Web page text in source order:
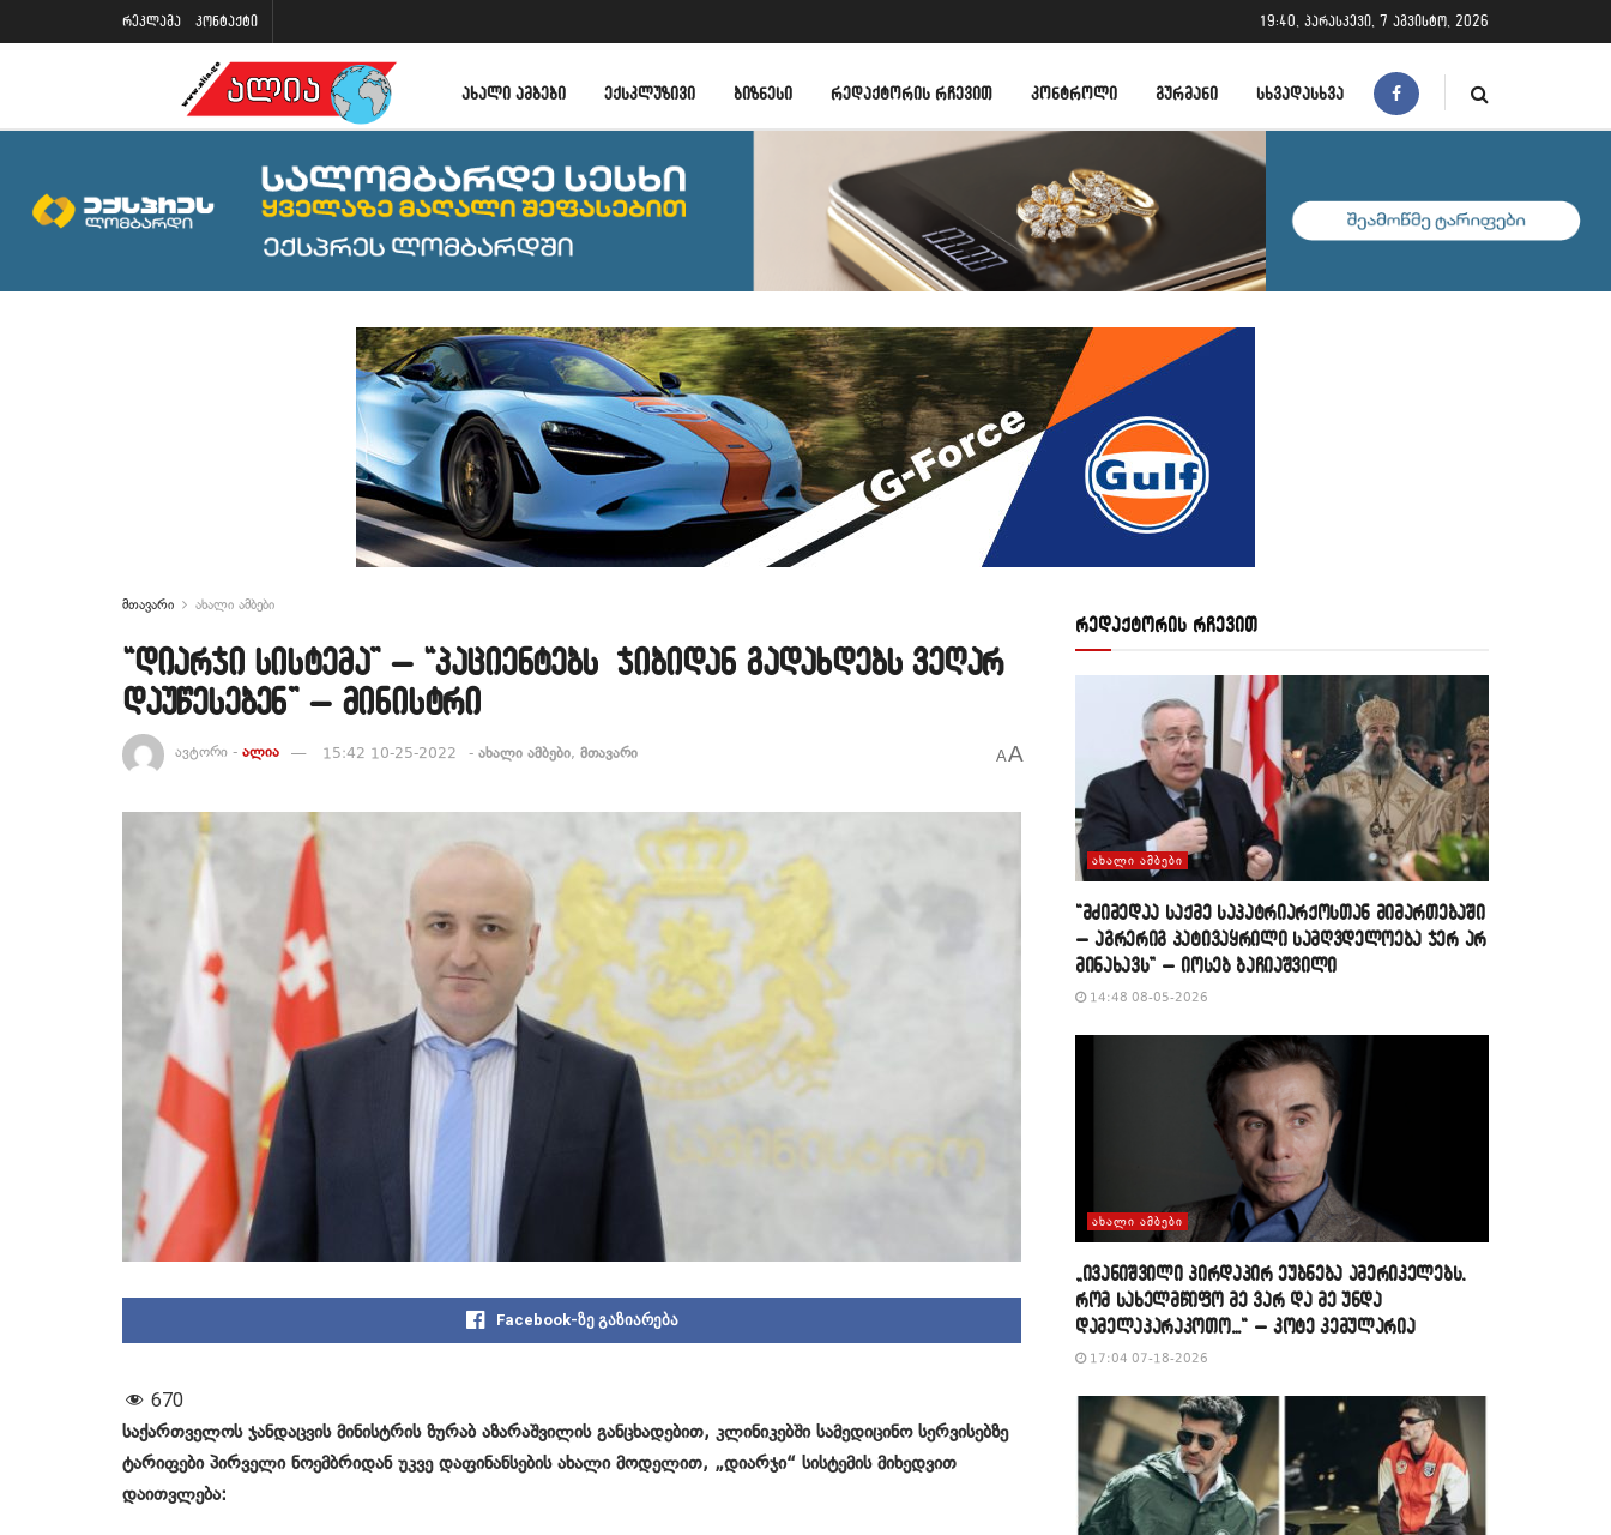
რეკლამა კონტაქტი 19:40, პარასკევი, 7 აგვისტო, 2026
ᲐᲮᲐᲚᲘ ᲐᲛᲑᲔᲑᲘ ᲔᲥᲡᲙᲚᲣᲖᲘᲕᲘ ᲑᲘᲖᲜᲔᲡᲘ ᲠᲔᲓᲐᲥᲢᲝᲠᲘᲡ ᲠᲩᲔᲕᲘᲗ ᲙᲝᲜᲢᲠᲝᲚᲘ ᲒᲣᲠᲛᲐᲜᲘ ᲡᲮᲕᲐᲓᲐᲡᲮᲕᲐ
მთავარი ახალი ამბები
“დიარჯი სისტემა” – “პაციენტებს ჯიბიდან გადახდებს ვეღარ
დაუწესებენ” – მინისტრი
ავტორი - ალია 15:42 10-25-2022 - ახალი ამბები, მთავარი AA
Facebook-ზე გაზიარება
670
საქართველოს ჯანდაცვის მინისტრის ზურაბ აზარაშვილის განცხადებით, კლინიკებში სამედიცინო სერვისებზე
ტარიფები პირველი ნოემბრიდან უკვე დაფინანსების ახალი მოდელით, „დიარჯი“ სისტემის მიხედვით
დაითვლება:
რედაქტორის რჩევით
ᲐᲮᲐᲚᲘ ᲐᲛᲑᲔᲑᲘ
“მძიმედაა საქმე საპატრიარქოსთან მიმართებაში
– აგრერიგ პატივაყრილი სამღვდელოება ჯერ არ
მინახავს” – იოსებ ბაჩიაშვილი
14:48 08-05-2026
ᲐᲮᲐᲚᲘ ᲐᲛᲑᲔᲑᲘ
„ივანიშვილი პირდაპირ ეუბნება ამერიკელებს,
რომ სახელმწიფო მე ვარ და მე უნდა
დამელაპარაკოთო…“ – კოტე კემულარია
17:04 07-18-2026